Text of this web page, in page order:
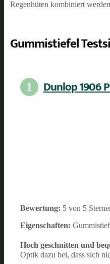
Regenhüten kombiniert
Gummistiefel
1 Dunlop 1906
Bewertung: 5 von 5
Eigenschaften:
Hoch geschnitten und
Optik dazu bei, dass sich